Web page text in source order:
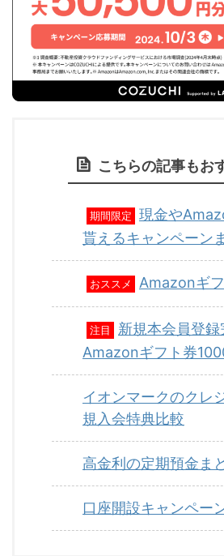
こちらの記事もお
期間限定
現金や
貰えるキャンペーン
おススメ Amazonギ
注目
新規本会員登録
Amazonギフト券
イオンマークのクレ
規入会特典比較
高金利の定期預金ま
口座開設キャンペー